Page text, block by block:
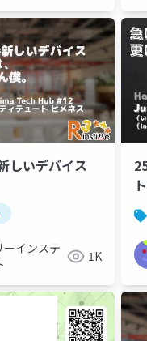
しいデバイス
ーインステ
1K